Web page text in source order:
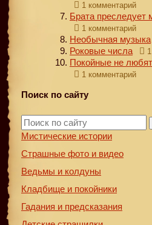
1 комментарий
Брата преследует
1 комментарий
Необычная музыка
Роковые числа
Покойные не
1 комментарий
Поиск по сайту
Мистические истории
Страшные фото и видео
Ведьмы и колдуны
Кладбище и покойники
Гадания и предсказания